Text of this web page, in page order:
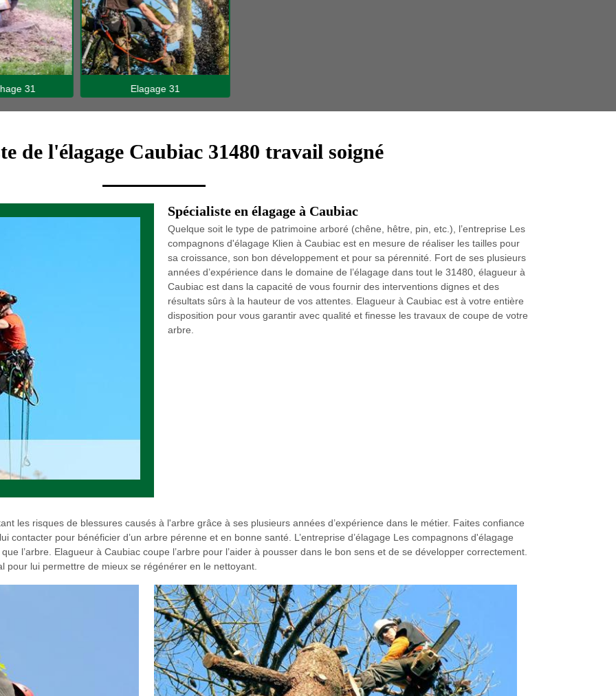
31 Elagage 31
de l'élagage Caubiac 31480 travail soigné
Spécialiste en élagage à Caubiac
Quelque soit le type de patrimoine arboré (chêne, hêtre, pin, etc.), l’entreprise Les
compagnons d'élagage Klien à Caubiac est en mesure de réaliser les tailles pour
sa croissance, son bon développement et pour sa pérennité. Fort de ses plusieurs
années d’expérience dans le domaine de l’élagage dans tout le 31480, élagueur à
Caubiac est dans la capacité de vous fournir des interventions dignes et des
résultats sûrs à la hauteur de vos attentes. Elagueur à Caubiac est à votre entière
disposition pour vous garantir avec qualité et finesse les travaux de coupe de votre
arbre.
les risques de blessures causés à l'arbre grâce à ses plusieurs années d’expérience dans le métier. Faites confiance
contacter pour bénéficier d’un arbre pérenne et en bonne santé. L’entreprise d’élagage Les compagnons d'élagage
l’arbre. Elagueur à Caubiac coupe l’arbre pour l’aider à pousser dans le bon sens et de se développer correctement.
pour lui permettre de mieux se régénérer en le nettoyant.